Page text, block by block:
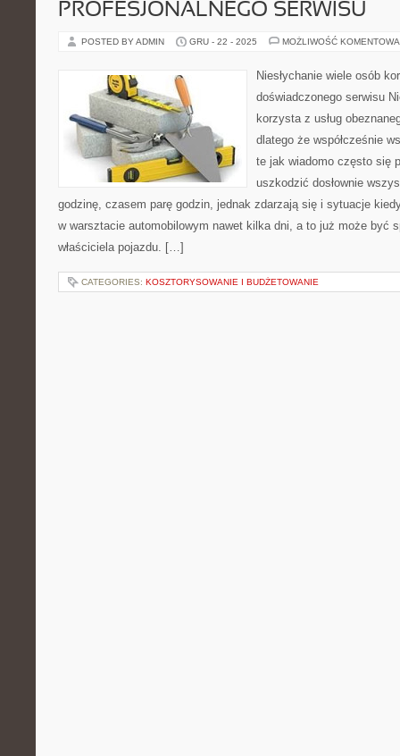
PROFESJONALNEGO SERWISU
POSTED BY ADMIN GRU - 22 - 2025 MOŻLIWOŚĆ
Niesłychanie wiele osób
doświadczonego serwisu
korzysta z usług
dlatego że współcześnie
te jak wiadomo często się
uszkodzić dosłownie
godzinę, czasem parę godzin, jednak zdarzają się i sytuacje
w warsztacie automobilowym nawet kilka dni, a to już może być
właściciela pojazdu. […]
CATEGORIES: KOSZTORYSOWANIE I BUDŻETOWANIE